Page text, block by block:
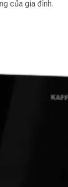
của gia đình.